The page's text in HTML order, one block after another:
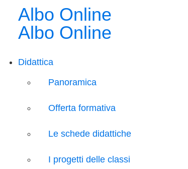
Albo Online
Albo Online
Didattica
Panoramica
Offerta formativa
Le schede didattiche
I progetti delle classi